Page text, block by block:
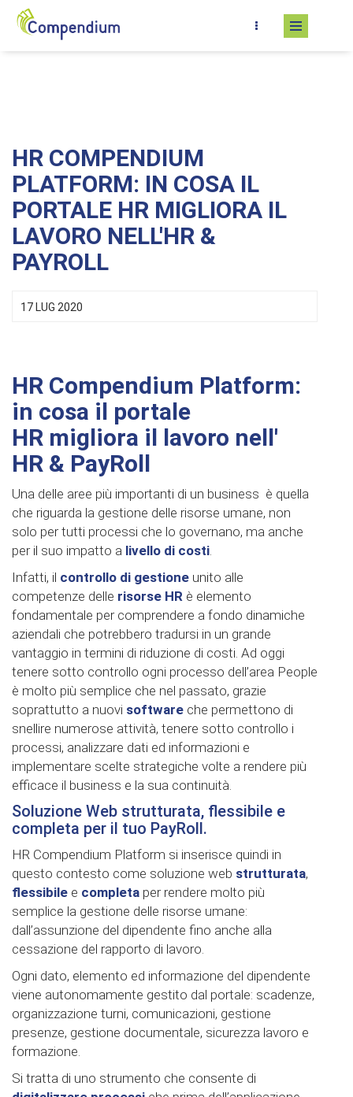
Salta al contenuto principale
HR COMPENDIUM
PLATFORM: IN COSA IL
PORTALE HR MIGLIORA IL
LAVORO NELL'HR &
PAYROLL
17 LUG 2020
HR Compendium Platform:
in cosa il portale
HR migliora il lavoro nell'
HR & PayRoll
Una delle aree più importanti di un business è quella
che riguarda la gestione delle risorse umane, non
solo per tutti processi che lo governano, ma anche
per il suo impatto a livello di costi.
Infatti, il controllo di gestione unito alle
competenze delle risorse HR è elemento
fondamentale per comprendere a fondo dinamiche
aziendali che potrebbero tradursi in un grande
vantaggio in termini di riduzione di costi. Ad oggi
tenere sotto controllo ogni processo dell’area People
è molto più semplice che nel passato, grazie
soprattutto a nuovi software che permettono di
snellire numerose attività, tenere sotto controllo i
processi, analizzare dati ed informazioni e
implementare scelte strategiche volte a rendere più
efficace il business e la sua continuità.
Soluzione Web strutturata, flessibile e
completa per il tuo PayRoll.
HR Compendium Platform si inserisce quindi in
questo contesto come soluzione web strutturata,
flessibile e completa per rendere molto più
semplice la gestione delle risorse umane:
dall’assunzione del dipendente fino anche alla
cessazione del rapporto di lavoro.
Ogni dato, elemento ed informazione del dipendente
viene autonomamente gestito dal portale: scadenze,
organizzazione turni, comunicazioni, gestione
presenze, gestione documentale, sicurezza lavoro e
formazione.
Si tratta di uno strumento che consente di